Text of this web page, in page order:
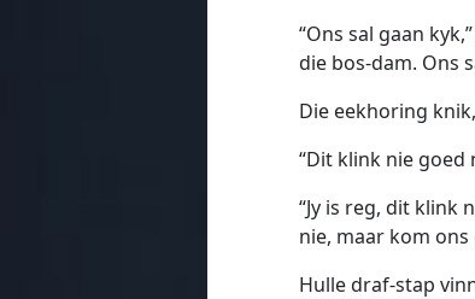
“Ons sal gaan
die bos-dam. Ons
Die eekhoring
“Dit klink nie goed
“Jy is reg, dit klink
nie, maar kom ons
Hulle draf-stap